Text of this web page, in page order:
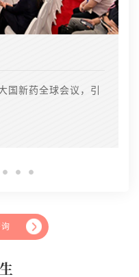
国新药全球会议，引